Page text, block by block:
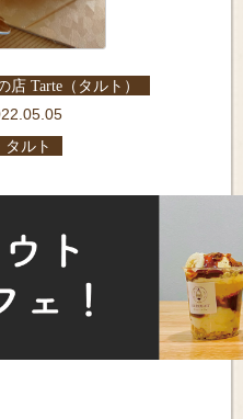
店 Tarte（タルト）
タルト